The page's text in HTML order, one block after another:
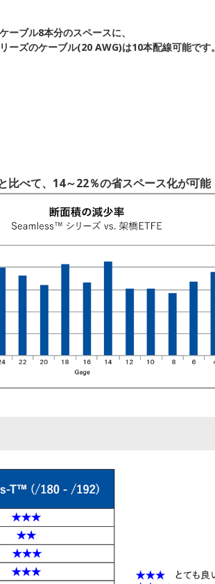
ーブル8本分のスペースに、
ズのケーブル(20 AWG)は10本配線可能です。
比べて、14～22％の省スペース化が可能